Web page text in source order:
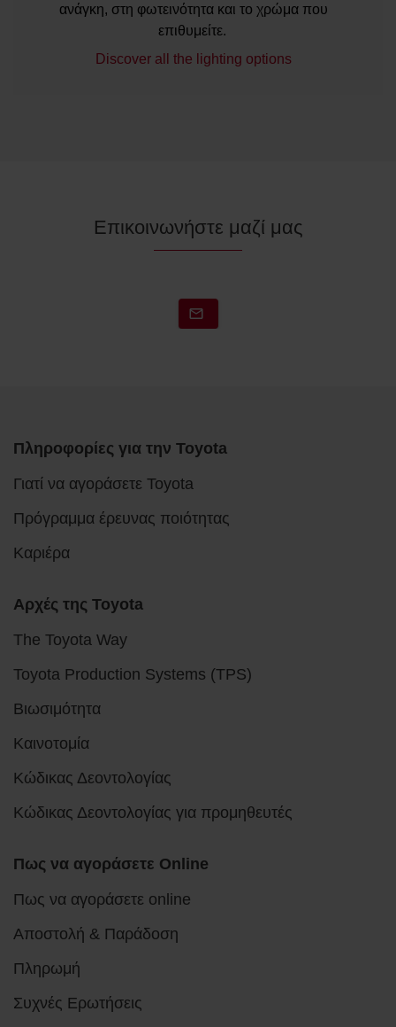
ανάγκη, στη φωτεινότητα και το χρώμα που
επιθυμείτε.
Discover all the lighting options
Επικοινωνήστε μαζί μας
Πληροφορίες για την Toyota
Γιατί να αγοράσετε Toyota
Πρόγραμμα έρευνας ποιότητας
Καριέρα
Αρχές της Toyota
The Toyota Way
Toyota Production Systems (TPS)
Βιωσιμότητα
Καινοτομία
Κώδικας Δεοντολογίας
Κώδικας Δεοντολογίας για προμηθευτές
Πως να αγοράσετε Online
Πως να αγοράσετε online
Αποστολή & Παράδοση
Πληρωμή
Συχνές Ερωτήσεις